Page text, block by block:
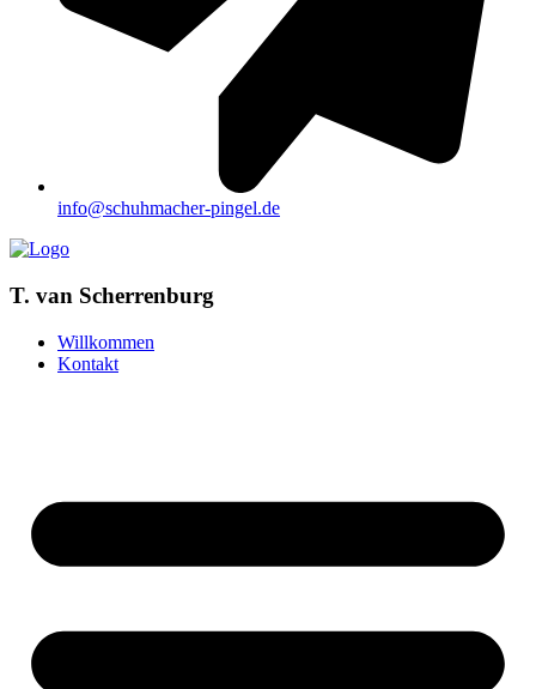
info@schuhmacher-pingel.de
T. van Scherrenburg
Willkommen
Kontakt